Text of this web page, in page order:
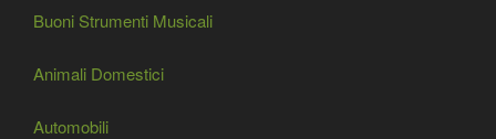
Buoni Strumenti Musicali
Animali Domestici
Automobili